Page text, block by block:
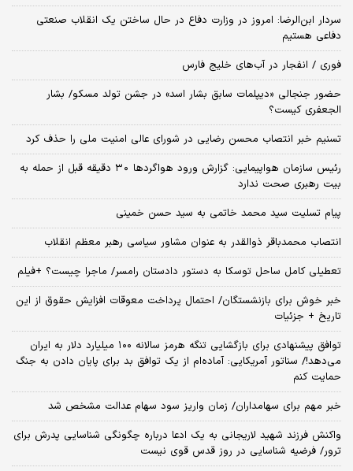
سردار ابن‌الرضا: امروز در وزارت دفاع در حال ساختن یک انقلاب صنعتی
دفاعی هستیم
فوری / انفجار در آب‌های خلیج فارس
حضور جنجالی «دیپلمات سابق بشار اسد» در جشن تولد مسکو/ بشار
الجعفری کیست؟
تسنیم خبر انتصاب محسن رضایی در شورای عالی امنیت ملی را حذف کرد
رئیس سازمان هواپیمایی: گزارش ورود هواگردها ٣٠ دقیقه قبل از حمله به
بیت رهبری صحت ندارد
پیام تسلیت سید محمد خاتمی به سید حسن خمینی
انتصاب محمدباقر ذوالقدر به عنوان مشاور سیاسی رهبر معظم انقلاب
تعطیلی کامل ساحل توسکا به دستور دادستان رامسر/ ماجرا چیست؟ +فیلم
خبر خوش برای بازنشستگان/ احتمال پرداخت معوقات افزایش حقوق از این
تاریخ + جزئیات
توافق پیشنهادی برای بازگشایی تنگه هرمز سالانه ۱۰۰ میلیارد دلار به ایران
می‌دهد!/ سناتور آمریکایی: آماده‌ام از یک توافق بد برای پایان دادن به جنگ
حمایت کنم
خبر مهم برای سهامداران/ زمان واریز سود سهام عدالت مشخص شد
واکنش فرزند شهید لاریجانی به یک ادعا درباره چگونگی شناسایی پدرش برای
ترور/ فرضیه شناسایی در روز قدس قوی نیست